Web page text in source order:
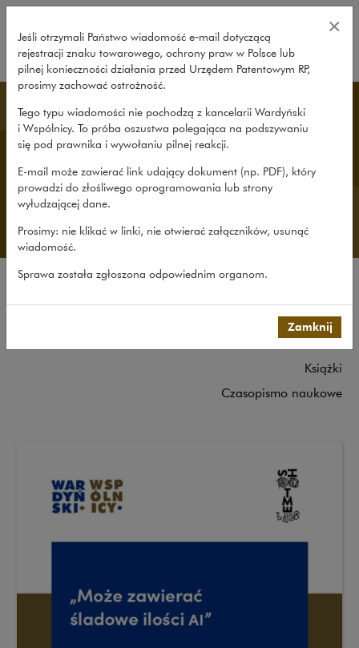
Wszystkie publikacje –
Publikacje
pośrednictwem firmowego Rocznika, portali
Codozasady.pl i HRlaw.pl, bloga newtech.law,
żywego komentarza do PZP i do RODO oraz
licznych publikacji i opracowań.
Opracowania
Roczniki
Książki
Czasopismo naukowe
Jeśli otrzymali Państwo wiadomość e‑mail dotyczącą
rejestracji znaku towarowego, ochrony praw w Polsce lub
pilnej konieczności działania przed Urzędem Patentowym RP,
prosimy zachować ostrożność.
Tego typu wiadomości nie pochodzą z kancelarii Wardyński
i Wspólnicy. To próba oszustwa polegająca na podszywaniu
się pod prawnika i wywołaniu pilnej reakcji.
E-mail może zawierać link udający dokument (np. PDF), który
prowadzi do złośliwego oprogramowania lub strony
wyłudzającej dane.
Prosimy: nie klikać w linki, nie otwierać załączników, usunąć
wiadomość.
Sprawa została zgłoszona odpowiednim organom.
×
Zamknij